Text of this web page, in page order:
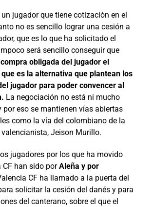
jugador que tiene cotización en el
no es sencillo lograr una cesión a
que es lo que ha solicitado el
será sencillo conseguir que
obligada del jugador el
es la alternativa que plantean los
jugador para poder convencer al
La negociación no está ni mucho
por eso se mantienen vías abiertas
como la vía del colombiano de la
Jeison Murillo.
jugadores por los que ha movido
han sido porAleña y por
CF ha llamado a la puerta del
solicitar la cesión del danés y para
del canterano, sobre el que el